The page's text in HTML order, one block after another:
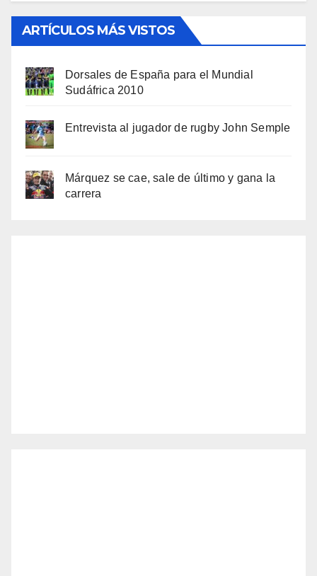
ARTÍCULOS MÁS VISTOS
Dorsales de España para el Mundial
Sudáfrica 2010
Entrevista al jugador de rugby John Semple
Márquez se cae, sale de último y gana la
carrera